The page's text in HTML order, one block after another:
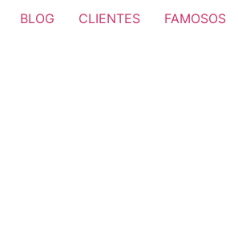
BLOG CLIENTES FAMOSOS